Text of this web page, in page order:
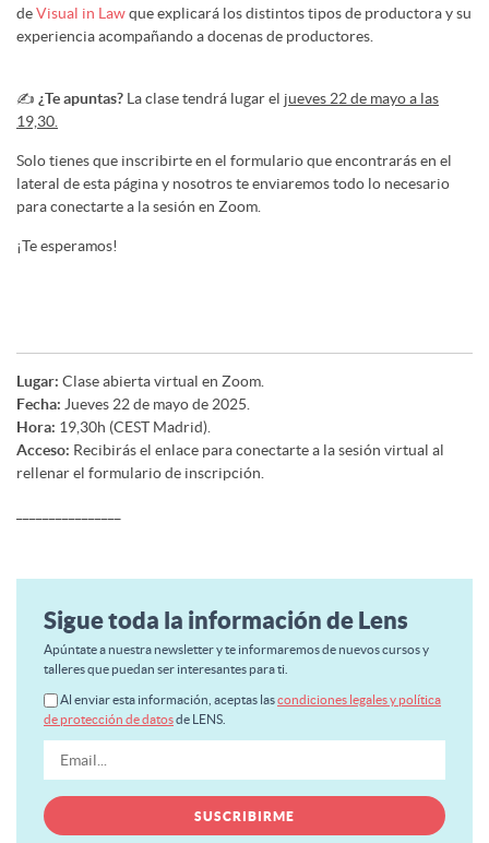
deVisual in Lawque explicará los distintos tipos de productora y su
experiencia acompañando a docenas de productores.
✍️ ¿Te apuntas? La clase tendrá lugar el jueves 22 de mayo a las
19,30.
Solo tienes que inscribirte en el formulario que encontrarás en el
lateral de esta página y nosotros te enviaremos todo lo necesario
para conectarte a la sesión en Zoom.
¡Te esperamos!
Lugar: Clase abierta virtual en Zoom.
Fecha: Jueves 22 de mayo de 2025.
Hora: 19,30h (CEST Madrid).
Acceso: Recibirás el enlace para conectarte a la sesión virtual al
rellenar el formulario de inscripción.
Sigue toda la información de Lens
Apúntate a nuestra newsletter y te informaremos de nuevos cursos y
talleres que puedan ser interesantes para ti.
Al enviar esta información, aceptas lascondiciones legales y política
de protección de datosde LENS.